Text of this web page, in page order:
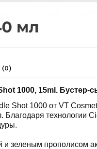
(0)
1000, 15ml. Бустер-
Shot 1000 от VT
Благодаря технологии
зеленым прополисом